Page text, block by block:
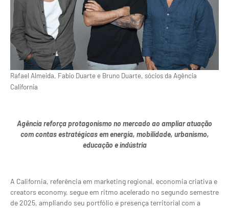
Rafael Almeida, Fabio Duarte e Bruno Duarte, sócios da Agência
California
Agência reforça protagonismo no mercado ao ampliar atuação
com contas estratégicas em energia, mobilidade, urbanismo,
educação e indústria
A California, referência em marketing regional, economia criativa e
creators economy, segue em ritmo acelerado no segundo semestre
de 2025, ampliando seu portfólio e presença territorial com a